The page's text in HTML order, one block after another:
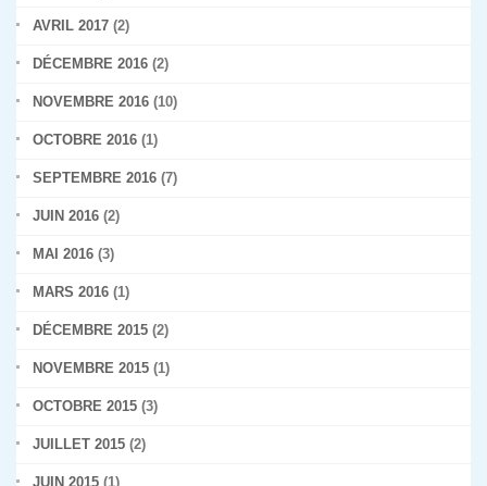
AVRIL 2017 (2)
DÉCEMBRE 2016 (2)
NOVEMBRE 2016 (10)
OCTOBRE 2016 (1)
SEPTEMBRE 2016 (7)
JUIN 2016 (2)
MAI 2016 (3)
MARS 2016 (1)
DÉCEMBRE 2015 (2)
NOVEMBRE 2015 (1)
OCTOBRE 2015 (3)
JUILLET 2015 (2)
JUIN 2015 (1)